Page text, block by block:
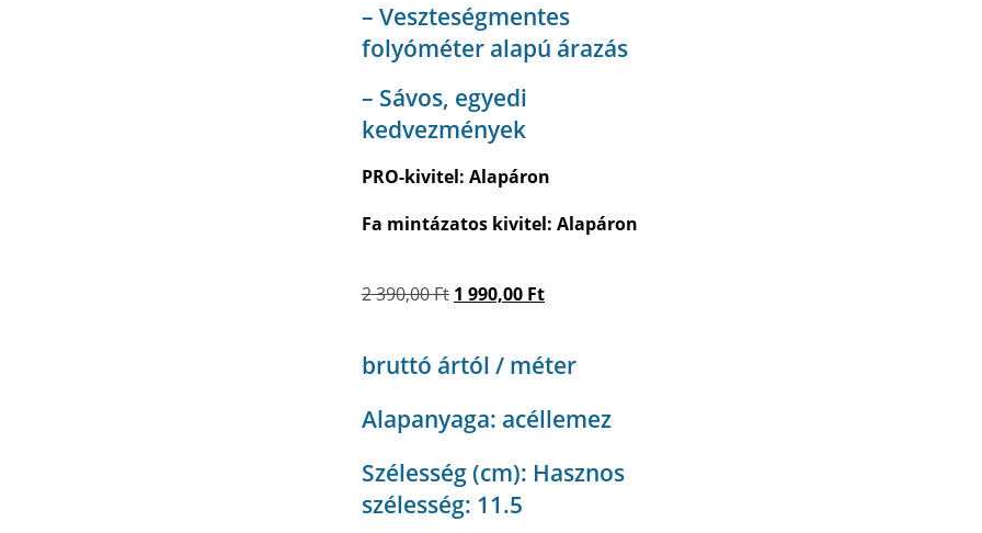
– Veszteségmentes
folyóméter alapú árazás
– Sávos, egyedi
kedvezmények
PRO-kivitel: Alapáron
Fa mintázatos kivitel: Alapáron
2 390,00Ft 1 990,00 Ft
bruttó ártól / méter
Alapanyaga: acéllemez
Szélesség (cm): Hasznos
szélesség: 11.5